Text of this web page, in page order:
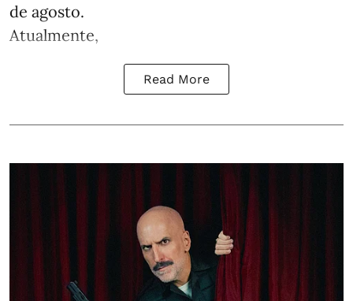
de agosto.
Atualmente,
Read More